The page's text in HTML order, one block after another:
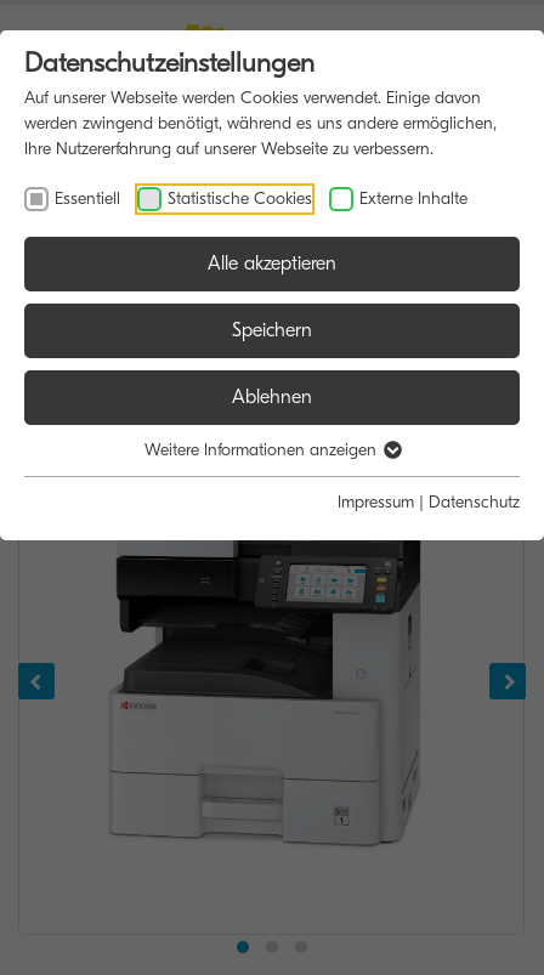
Datenschutzeinstellungen
Auf unserer Webseite werden Cookies verwendet. Einige davon
werden zwingend benötigt, während es uns andere ermöglichen,
Ihre Nutzererfahrung auf unserer Webseite zu verbessern.
Essentiell Statistische Cookies Externe Inhalte
Alle akzeptieren
Speichern
Ablehnen
Weitere Informationen anzeigen
Impressum | Datenschutz